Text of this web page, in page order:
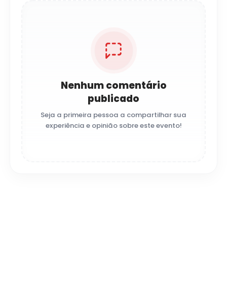
Nenhum comentário
publicado
Seja a primeira pessoa a compartilhar sua
experiência e opinião sobre este evento!